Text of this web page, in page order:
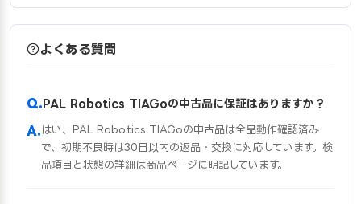
よくある質問
PAL Robotics TIAGoの中古品に保証はありますか？
はい、PAL Robotics TIAGoの中古品は全品動作確認済み
で、初期不良時は30日以内の返品・交換に対応しています。検
品項目と状態の詳細は商品ページに明記しています。